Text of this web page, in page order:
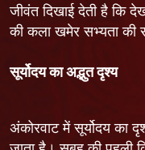
जीवंत दिखाई देती है कि
की कला खमेर सभ्यता की
सूर्योदय का अद्भुत दृश्य
अंकोरवाट में सूर्योदय का